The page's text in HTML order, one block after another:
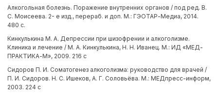
Алкогольная болезнь. Поражение внутренних органов / под ред. В.
С. Моисеева. 2- е изд., перераб. и доп. М.: ГЭОТАР-Медиа, 2014.
480 с.
Кинкулькина М. А. Депрессии при шизофрении и алкоголизме.
Клиника и лечение / М. А. Кинкулькина, Н. Н. Иванец. М.: ИД «МЕД-
ПРАКТИКА-М», 2009. 216 с
Сидоров П. И. Соматогенез алкоголизма: руководство для врачей /
П. И. Сидоров. Н. С. Ишеков, А. Г. Соловьёва. М.: МЕДпресс-информ,
2003. 224 с